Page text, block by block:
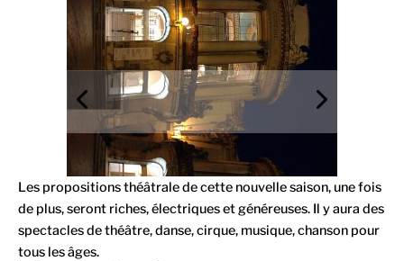
Les propositions théâtrale de cette nouvelle saison, une fois
de plus, seront riches, électriques et généreuses. Il y aura des
spectacles de théâtre, danse, cirque, musique, chanson pour
tous les âges.